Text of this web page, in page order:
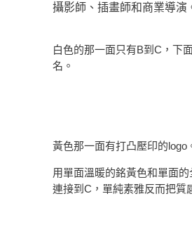
攝影師、插畫師和商業導演
白色的那一面只有B到C，下
名。
黃色那一面有打凸壓印的logo
用單面溫暖的銘黃色和單面
連接到C，單純素雅反而把質